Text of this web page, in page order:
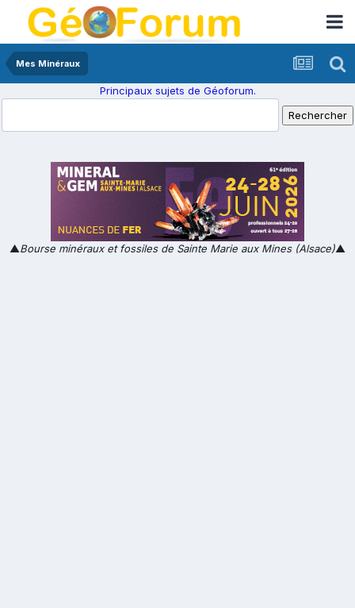
Mes Minéraux
Principaux sujets de Géoforum.
▲Bourse minéraux et fossiles de Sainte Marie aux Mines (Alsace)▲